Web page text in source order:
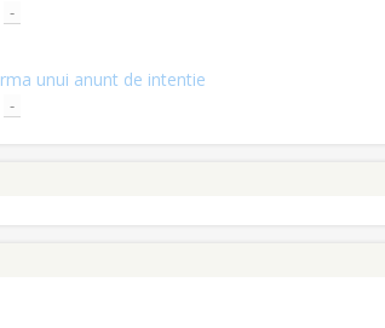
-
unui anunt de intentie
-